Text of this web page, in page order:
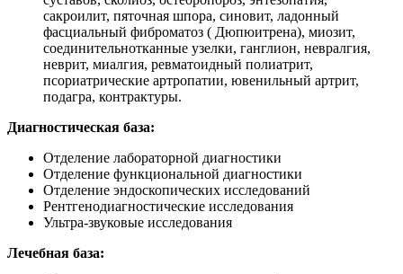
сакроилит, пяточная шпора, синовит, ладонный
фасциальный фиброматоз ( Дюпюитрена), миозит,
соединительнотканные узелки, ганглион, невралгия,
неврит, миалгия, ревматоидный полиатрит,
псориатрические артропатии, ювенильный артрит,
подагра, контрактуры.
Диагностическая база:
Отделение лабораторной диагностики
Отделение функциональной диагностики
Отделение эндоскопических исследований
Рентгенодиагностические исследования
Ультра-звуковые исследования
Лечебная база: